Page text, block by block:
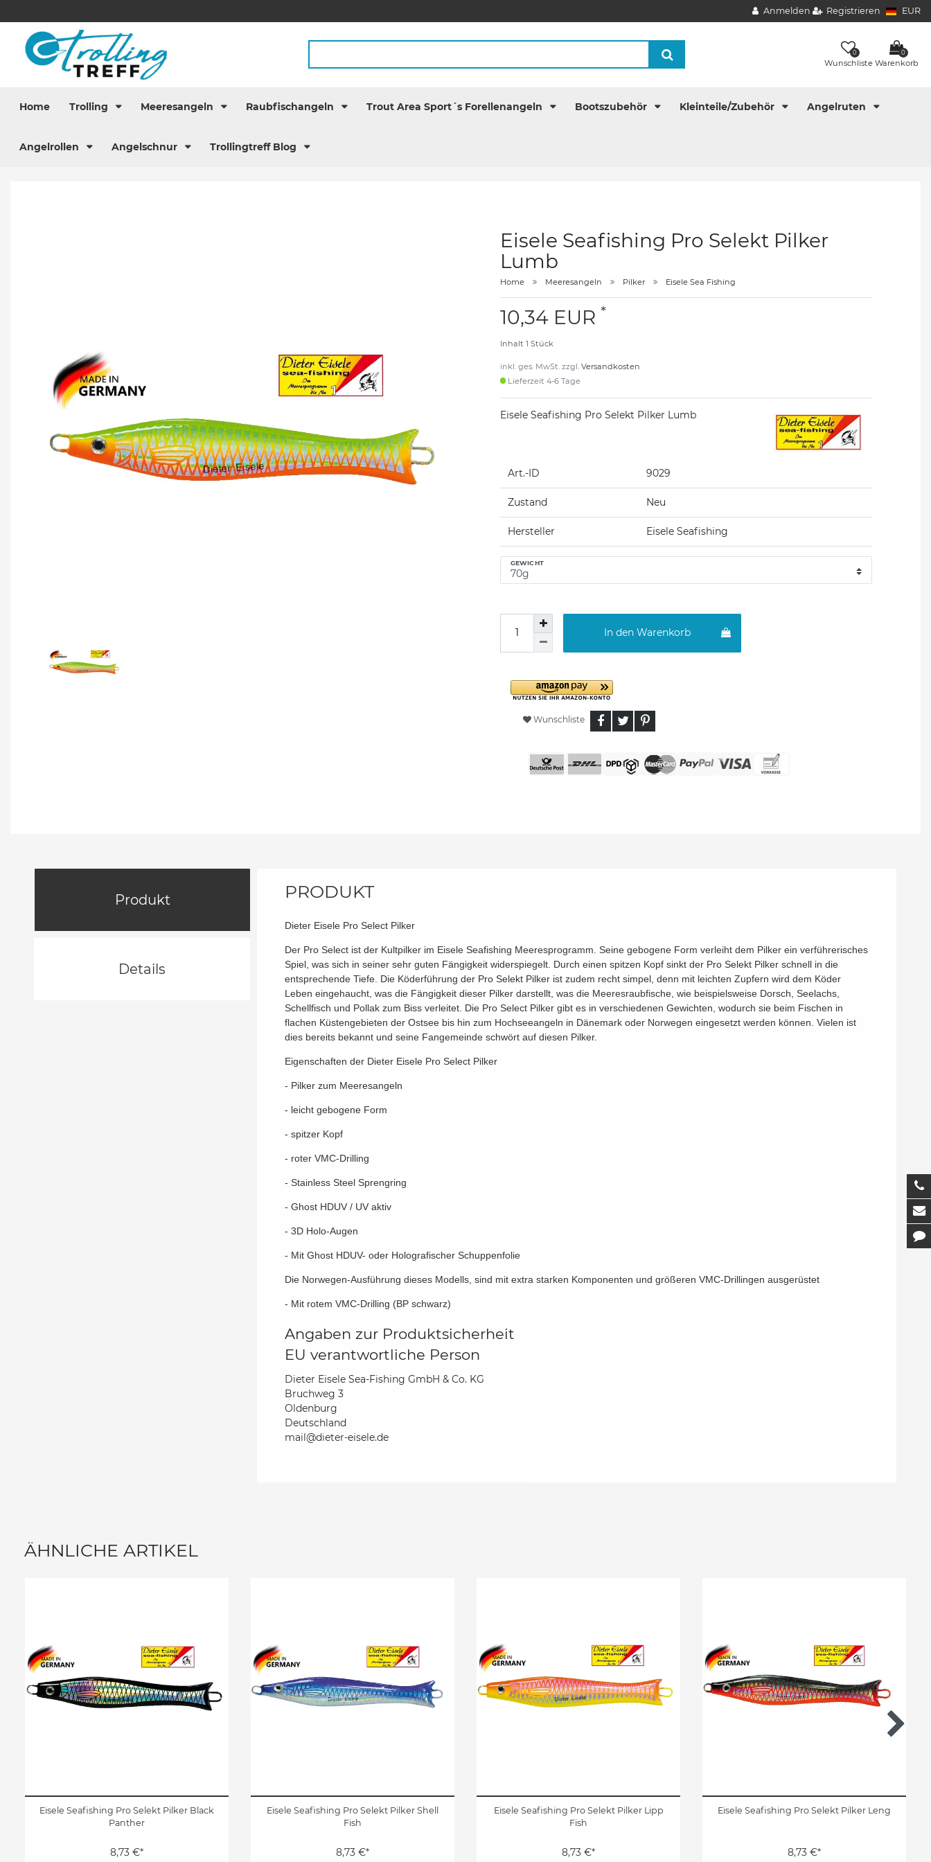
Anmelden Registrieren EUR
0
Wunschliste
0
Warenkorb
Home Trolling Meeresangeln Raubfischangeln Trout Area Sport´s Forellenangeln Bootszubehör Kleinteile/Zubehör Angelruten
Angelrollen Angelschnur Trollingtreff Blog
Eisele Seafishing Pro Selekt Pilker
Lumb
Home Meeresangeln Pilker Eisele Sea Fishing
10,34 EUR *
Inhalt 1 Stück
inkl. ges. MwSt. zzgl. Versandkosten
Lieferzeit 4-6 Tage
Eisele Seafishing Pro Selekt Pilker Lumb
Art.-ID 9029
Zustand Neu
Hersteller Eisele Seafishing
GEWICHT
In den Warenkorb
Wunschliste
Produkt
Details
PRODUKT
Dieter Eisele Pro Select Pilker
Der Pro Select ist der Kultpilker im Eisele Seafishing Meeresprogramm. Seine gebogene Form verleiht dem Pilker ein verführerisches
Spiel, was sich in seiner sehr guten Fängigkeit widerspiegelt. Durch einen spitzen Kopf sinkt der Pro Selekt Pilker schnell in die
entsprechende Tiefe. Die Köderführung der Pro Selekt Pilker ist zudem recht simpel, denn mit leichten Zupfern wird dem Köder
Leben eingehaucht, was die Fängigkeit dieser Pilker darstellt, was die Meeresraubfische, wie beispielsweise Dorsch, Seelachs,
Schellfisch und Pollak zum Biss verleitet. Die Pro Select Pilker gibt es in verschiedenen Gewichten, wodurch sie beim Fischen in
flachen Küstengebieten der Ostsee bis hin zum Hochseeangeln in Dänemark oder Norwegen eingesetzt werden können. Vielen ist
dies bereits bekannt und seine Fangemeinde schwört auf diesen Pilker.
Eigenschaften der Dieter Eisele Pro Select Pilker
- Pilker zum Meeresangeln
- leicht gebogene Form
- spitzer Kopf
- roter VMC-Drilling
- Stainless Steel Sprengring
- Ghost HDUV / UV aktiv
- 3D Holo-Augen
- Mit Ghost HDUV- oder Holografischer Schuppenfolie
Die Norwegen-Ausführung dieses Modells, sind mit extra starken Komponenten und größeren VMC-Drillingen ausgerüstet
- Mit rotem VMC-Drilling (BP schwarz)
Angaben zur Produktsicherheit
EU verantwortliche Person
Dieter Eisele Sea-Fishing GmbH & Co. KG
Bruchweg 3
Oldenburg
Deutschland
mail@dieter-eisele.de
ÄHNLICHE ARTIKEL
Eisele Seafishing Pro Selekt Pilker Black
Panther
8,73 €*
Eisele Seafishing Pro Selekt Pilker Shell
Fish
8,73 €*
Eisele Seafishing Pro Selekt Pilker Lipp
Fish
8,73 €*
Eisele Seafishing Pro Selekt Pilker Leng
8,73 €*